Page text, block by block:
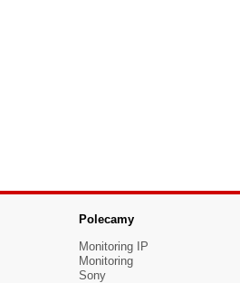
Polecamy
Monitoring IP
Monitoring
Sony